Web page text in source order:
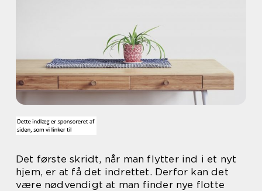
Det første skridt, når man flytter ind i et nyt
hjem, er at få det indrettet. Derfor kan det
være nødvendigt at man finder nye flotte